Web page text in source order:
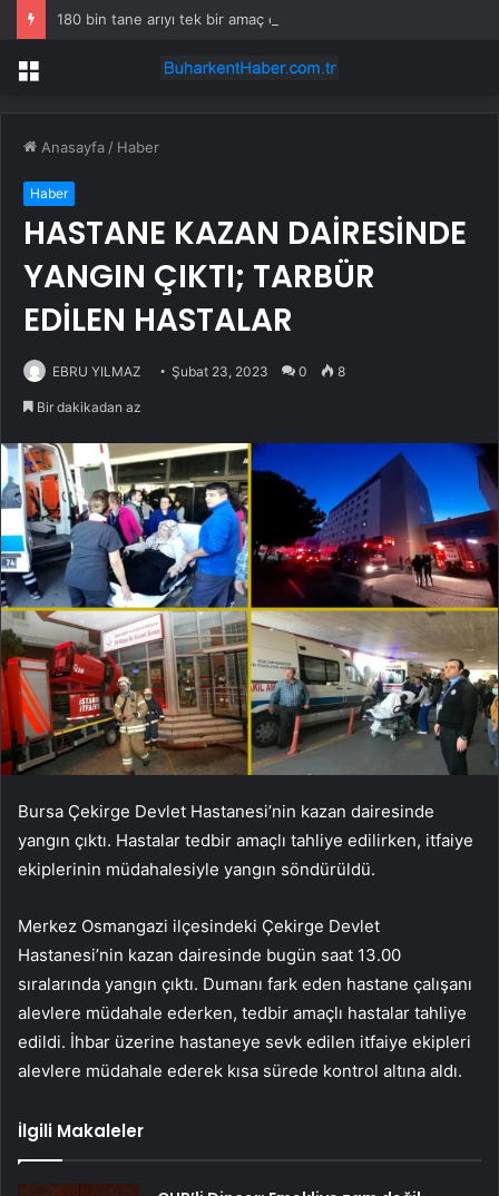
180 bin tane arıyı tek bir amaç doğaya saldılar
Menü
Anasayfa / Haber
Haber
HASTANE KAZAN DAİRESİNDE
YANGIN ÇIKTI; TARBÜR
EDİLEN HASTALAR
EBRU YILMAZ Şubat 23, 2023 0 8
Bir dakikadan az
Bursa Çekirge Devlet Hastanesi’nin kazan dairesinde
yangın çıktı. Hastalar tedbir amaçlı tahliye edilirken, itfaiye
ekiplerinin müdahalesiyle yangın söndürüldü.
Merkez Osmangazi ilçesindeki Çekirge Devlet
Hastanesi’nin kazan dairesinde bugün saat 13.00
sıralarında yangın çıktı. Dumanı fark eden hastane çalışanı
alevlere müdahale ederken, tedbir amaçlı hastalar tahliye
edildi. İhbar üzerine hastaneye sevk edilen itfaiye ekipleri
alevlere müdahale ederek kısa sürede kontrol altına aldı.
İlgili Makaleler